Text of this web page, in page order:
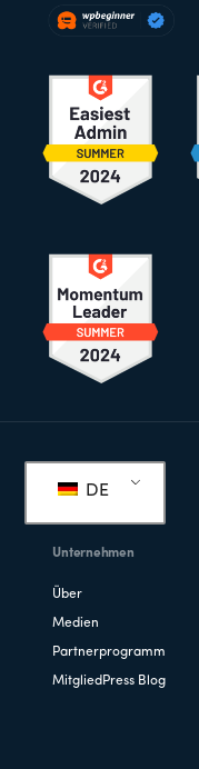
DE
Unternehmen
Über
Medien
Partnerprogramm
MitgliedPress Blog